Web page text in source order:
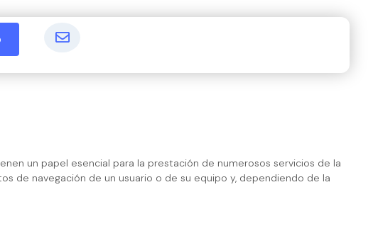
un papel esencial para la prestación de numerosos servicios de la
de navegación de un usuario o de su equipo y, dependiendo de la